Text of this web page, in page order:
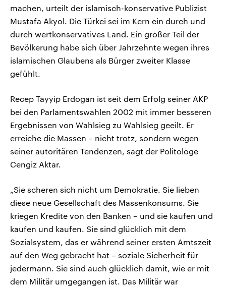
machen, urteilt der islamisch-konservative Publizist
Mustafa Akyol. Die Türkei sei im Kern ein durch und
durch wertkonservatives Land. Ein großer Teil der
Bevölkerung habe sich über Jahrzehnte wegen ihres
islamischen Glaubens als Bürger zweiter Klasse
gefühlt.
Recep Tayyip Erdogan ist seit dem Erfolg seiner AKP
bei den Parlamentswahlen 2002 mit immer besseren
Ergebnissen von Wahlsieg zu Wahlsieg geeilt. Er
erreiche die Massen – nicht trotz, sondern wegen
seiner autoritären Tendenzen, sagt der Politologe
Cengiz Aktar.
„Sie scheren sich nicht um Demokratie. Sie lieben
diese neue Gesellschaft des Massenkonsums. Sie
kriegen Kredite von den Banken – und sie kaufen und
kaufen und kaufen. Sie sind glücklich mit dem
Sozialsystem, das er während seiner ersten Amtszeit
auf den Weg gebracht hat – soziale Sicherheit für
jedermann. Sie sind auch glücklich damit, wie er mit
dem Militär umgegangen ist. Das Militär war